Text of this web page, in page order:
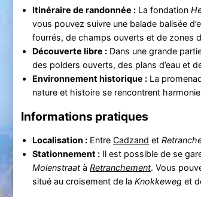
Itinéraire de randonnée :La fondation
vous pouvez suivre une balade balisée
fourrés, de champs ouverts et de zones
Découverte libre :Dans une grande
des polders ouverts, des plans d’eau et
Environnement historique :La
nature et histoire se rencontrent
Informations pratiques
Localisation :Entre Cadzand et
Stationnement :Il est possible de se
Molenstraatà Retranchement. Vous
situé au croisement de la Knokkeweget